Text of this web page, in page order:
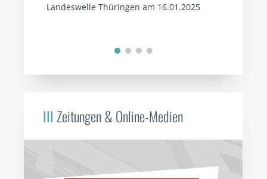
Landeswelle Thüringen am 16.01.2025
IIIZeitungen & Online-Medien